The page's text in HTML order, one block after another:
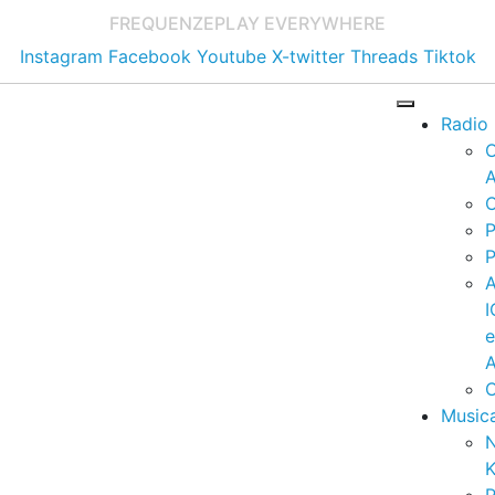
FREQUENZEPLAY EVERYWHERE
Instagram Facebook Youtube X-twitter Threads Tiktok
Radio
e